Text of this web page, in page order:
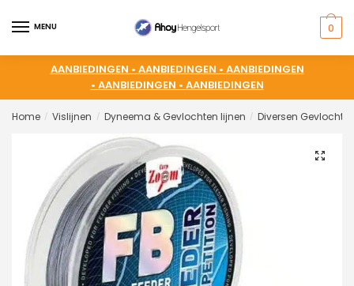
MENU 0
AANBIEDINGEN • AANBIEDINGEN • AANBIEDINGEN
• AANBIEDINGEN • AANBIEDINGEN
Home / Vislijnen / Dyneema & Gevlochten lijnen / Diversen
🔍